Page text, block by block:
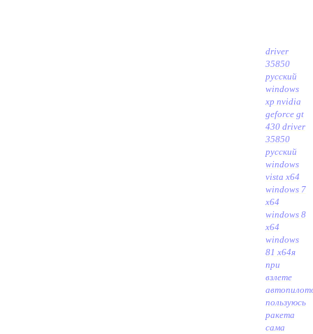
driver
35850
русский
windows
xp nvidia
geforce gt
430 driver
35850
русский
windows
vista x64
windows 7
x64
windows 8
x64
windows
81 x64я
при
взлете
пользуюсь
ракета
сама